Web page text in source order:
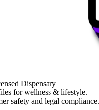
Dispensary
for wellness & lifestyle.
safety and legal compliance.